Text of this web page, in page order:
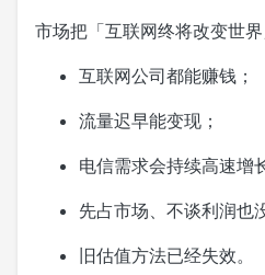
市场把「互联网终将改变世界
互联网公司都能赚钱；
流量迟早能变现；
电信需求会持续高速增
先占市场、不谈利润也
旧估值方法已经失效。